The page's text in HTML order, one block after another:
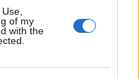
of my
with the